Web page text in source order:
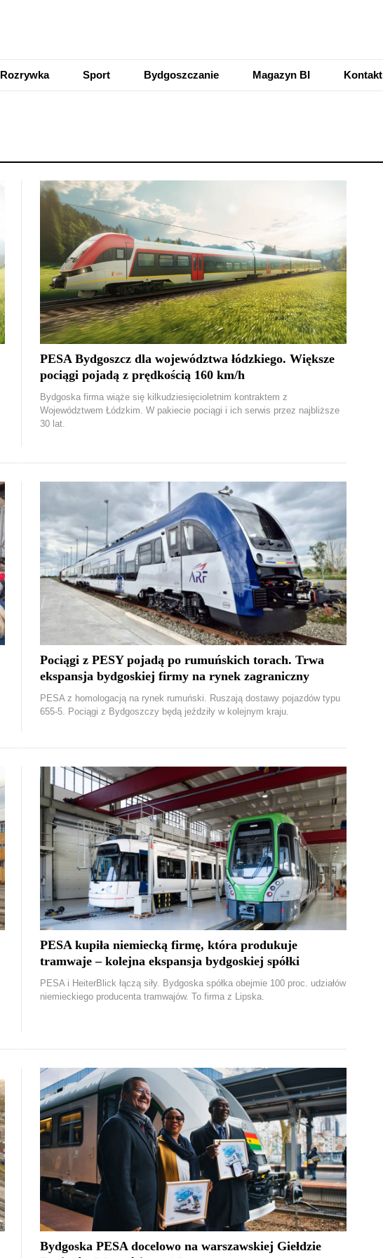
Rozrywka Sport Bydgoszczanie Magazyn BI Kontakt
PESA Bydgoszcz dla województwa łódzkiego. Większe
pociągi pojadą z prędkością 160 km/h
Bydgoska firma wiąże się kilkudziesięcioletnim kontraktem z
Województwem Łódzkim. W pakiecie pociągi i ich serwis przez najbliższe
30 lat.
Pociągi z PESY pojadą po rumuńskich torach. Trwa
ekspansja bydgoskiej firmy na rynek zagraniczny
PESA z homologacją na rynek rumuński. Ruszają dostawy pojazdów typu
655-5. Pociągi z Bydgoszczy będą jeździły w kolejnym kraju.
PESA kupiła niemiecką firmę, która produkuje
tramwaje – kolejna ekspansja bydgoskiej spółki
PESA i HeiterBlick łączą siły. Bydgoska spółka obejmie 100 proc. udziałów
niemieckiego producenta tramwajów. To firma z Lipska.
Bydgoska PESA docelowo na warszawskiej Giełdzie